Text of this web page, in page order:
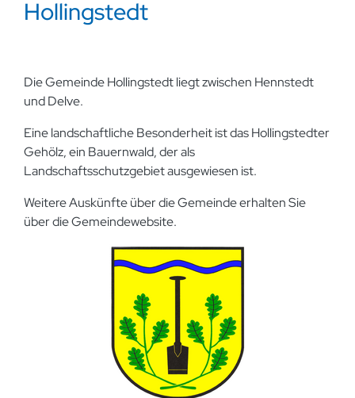
Hollingstedt
Die Gemeinde Hollingstedt liegt zwischen Hennstedt
und Delve.
Eine landschaftliche Besonderheit ist das Hollingstedter
Gehölz, ein Bauernwald, der als
Landschaftsschutzgebiet ausgewiesen ist.
Weitere Auskünfte über die Gemeinde erhalten Sie
über die Gemeindewebsite.